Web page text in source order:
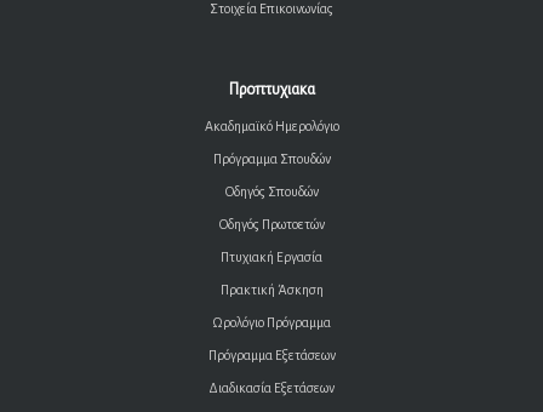
Στοιχεία Επικοινωνίας
Προπτυχιακα
Ακαδημαϊκό Ημερολόγιο
Πρόγραμμα Σπουδών
Οδηγός Σπουδών
Οδηγός Πρωτοετών
Πτυχιακή Εργασία
Πρακτική Άσκηση
Ωρολόγιο Πρόγραμμα
Πρόγραμμα Εξετάσεων
Διαδικασία Εξετάσεων